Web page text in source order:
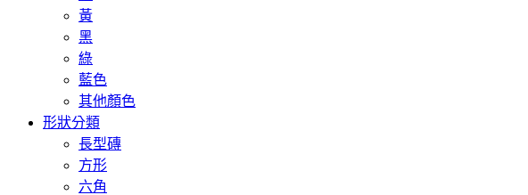
黃
黑
綠
藍色
其他顏色
形狀分類
長型磚
方形
六角